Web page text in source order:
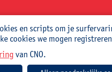
- Titel
Bezoek aan het Instituut
Recente inzichten in
Van Holocaust tot
en scripts om je
cookies we mogen
van CNO.